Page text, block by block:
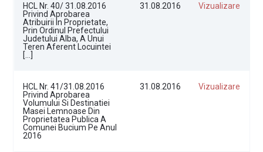
HCL Nr. 40/ 31.08.2016
Privind Aprobarea
Atribuirii In Proprietate,
Prin Ordinul Prefectului
Judetului Alba, A Unui
Teren Aferent Locuintei
[…]
31.08.2016 Vizualizare
HCL Nr. 41/31.08.2016
Privind Aprobarea
Volumului Si Destinatiei
Masei Lemnoase Din
Proprietatea Publica A
Comunei Bucium Pe Anul
2016
31.08.2016 Vizualizare